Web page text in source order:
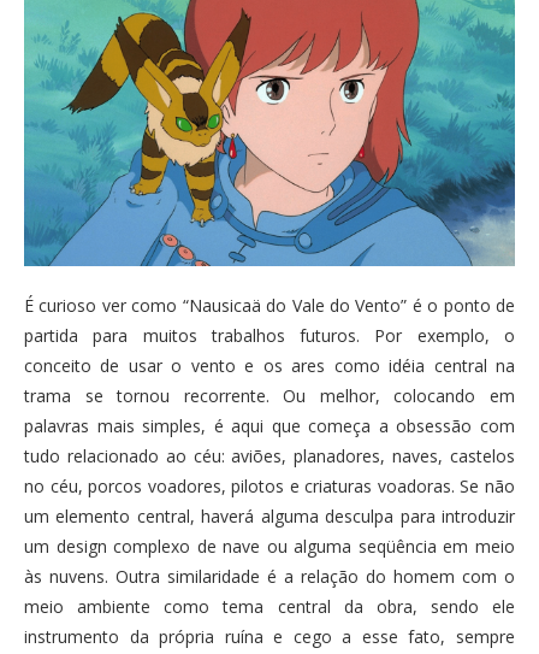
É curioso ver como “Nausicaä do Vale do Vento” é o ponto de
partida para muitos trabalhos futuros. Por exemplo, o
conceito de usar o vento e os ares como idéia central na
trama se tornou recorrente. Ou melhor, colocando em
palavras mais simples, é aqui que começa a obsessão com
tudo relacionado ao céu: aviões, planadores, naves, castelos
no céu, porcos voadores, pilotos e criaturas voadoras. Se não
um elemento central, haverá alguma desculpa para introduzir
um design complexo de nave ou alguma seqüência em meio
às nuvens. Outra similaridade é a relação do homem com o
meio ambiente como tema central da obra, sendo ele
instrumento da própria ruína e cego a esse fato, sempre